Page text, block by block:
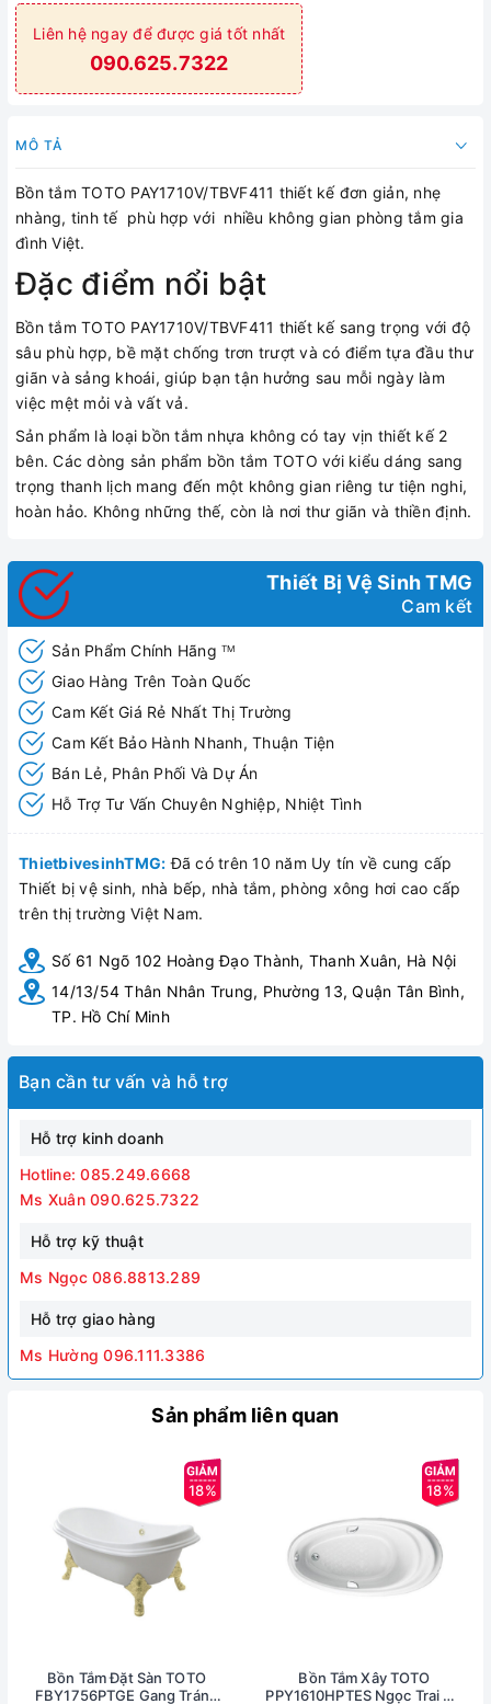
Liên hệ ngay để được giá tốt nhất
090.625.7322
MÔ TẢ
Bồn tắm TOTO PAY1710V/TBVF411 thiết kế đơn giản, nhẹ
nhàng, tinh tế phù hợp với nhiều không gian phòng tắm gia
đình Việt.
Đặc điểm nổi bật
Bồn tắm TOTO PAY1710V/TBVF411 thiết kế sang trọng với độ
sâu phù hợp, bề mặt chống trơn trượt và có điểm tựa đầu thư
giãn và sảng khoái, giúp bạn tận hưởng sau mỗi ngày làm
việc mệt mỏi và vất vả.
Sản phẩm là loại bồn tắm nhựa không có tay vịn thiết kế 2
bên. Các dòng sản phẩm bồn tắm TOTO với kiểu dáng sang
trọng thanh lịch mang đến một không gian riêng tư tiện nghi,
hoàn hảo. Không những thế, còn là nơi thư giãn và thiền định.
Thiết Bị Vệ Sinh TMG
Cam kết
Sản Phẩm Chính Hãng TM
Giao Hàng Trên Toàn Quốc
Cam Kết Giá Rẻ Nhất Thị Trường
Cam Kết Bảo Hành Nhanh, Thuận Tiện
Bán Lẻ, Phân Phối Và Dự Án
Hỗ Trợ Tư Vấn Chuyên Nghiệp, Nhiệt Tình
ThietbivesinhTMG: Đã có trên 10 năm Uy tín về cung cấp
Thiết bị vệ sinh, nhà bếp, nhà tắm, phòng xông hơi cao cấp
trên thị trường Việt Nam.
Số 61 Ngõ 102 Hoàng Đạo Thành, Thanh Xuân, Hà Nội
14/13/54 Thân Nhân Trung, Phường 13, Quận Tân Bình,
TP. Hồ Chí Minh
Bạn cần tư vấn và hỗ trợ
Hỗ trợ kinh doanh
Hotline: 085.249.6668
Ms Xuân 090.625.7322
Hỗ trợ kỹ thuật
Ms Ngọc 086.8813.289
Hỗ trợ giao hàng
Ms Hường 096.111.3386
Sản phẩm liên quan
18%
Bồn Tắm Đặt Sàn TOTO
FBY1756PTGE Gang Tráng
18%
Bồn Tắm Xây TOTO
PPY1610HPTES Ngọc Trai Có